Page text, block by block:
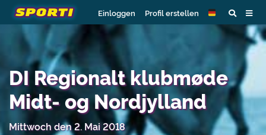
Einloggen Profil erstellen
DI Regionalt klubmøde
Midt- og Nordjylland
Mittwoch den 2. Mai 2018